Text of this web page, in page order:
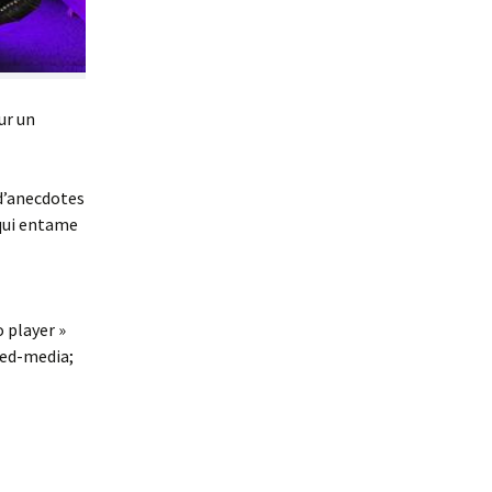
un
entame
player »
media;